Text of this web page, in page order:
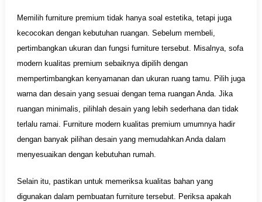
Memilih furniture premium tidak hanya soal estetika, tetapi juga
kecocokan dengan kebutuhan ruangan. Sebelum membeli,
pertimbangkan ukuran dan fungsi furniture tersebut. Misalnya, sofa
modern kualitas premium sebaiknya dipilih dengan
mempertimbangkan kenyamanan dan ukuran ruang tamu. Pilih juga
warna dan desain yang sesuai dengan tema ruangan Anda. Jika
ruangan minimalis, pilihlah desain yang lebih sederhana dan tidak
terlalu ramai. Furniture modern kualitas premium umumnya hadir
dengan banyak pilihan desain yang memudahkan Anda dalam
menyesuaikan dengan kebutuhan rumah.
Selain itu, pastikan untuk memeriksa kualitas bahan yang
digunakan dalam pembuatan furniture tersebut. Periksa apakah